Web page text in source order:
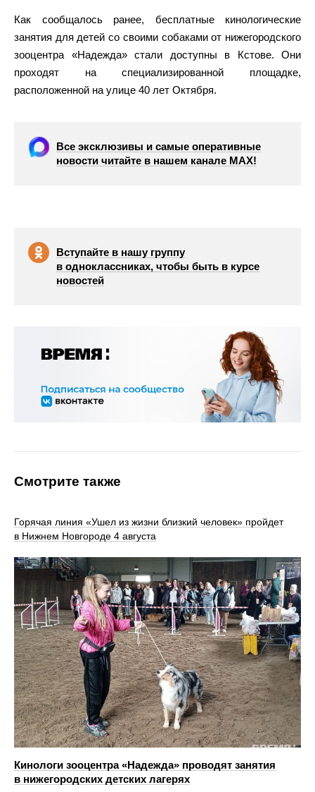
Как сообщалось ранее, бесплатные кинологические
занятия для детей со своими собаками от нижегородского
зооцентра «Надежда» стали доступны в Кстове. Они
проходят на специализированной площадке,
расположенной на улице 40 лет Октября.
Все эксклюзивы и самые оперативные
новости читайте в нашем канале МАХ!
Вступайте в нашу группу
в одноклассниках, чтобы быть в курсе
новостей
Смотрите также
Горячая линия «Ушел из жизни близкий человек» пройдет
в Нижнем Новгороде 4 августа
Кинологи зооцентра «Надежда» проводят занятия
в нижегородских детских лагерях